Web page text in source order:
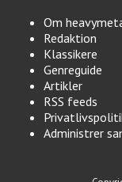
Om
Redaktion
Klassikere
Genreguide
Artikler
RSS feeds
Administrer